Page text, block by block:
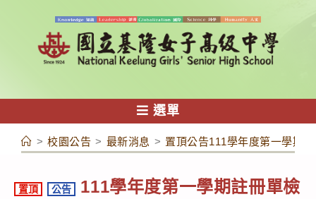
容
選單
> 校園公告 > 最新消息 > 置頂公告111學年度第一學期
置頂 公告
111學年度第一學期註冊單檢